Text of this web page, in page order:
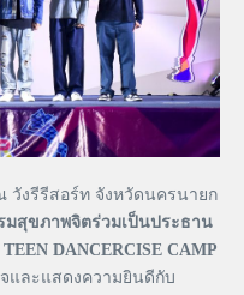
วังรีรีสอร์ท จังหวัดนครนายก
มสุขภาพจิตร่วมเป็นประธาน
DANCERCISE CAMP
และแสดงความยินดีกับ